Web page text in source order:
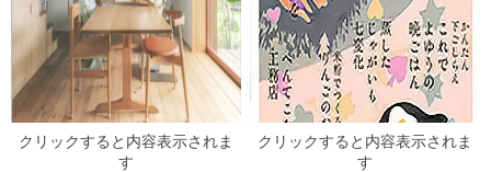
クリックすると内容表示されま
す
クリックすると内容表示されま
す